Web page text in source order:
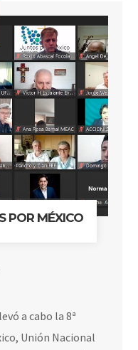
POR MÉXICO
a cabo la 8ª
Unión Nacional